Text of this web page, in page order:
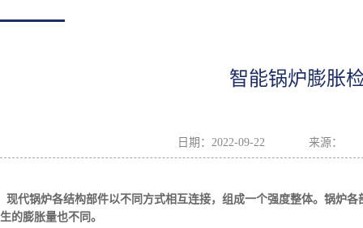
智能锅炉膨胀
日期： 2022-09-22 来源：
现代锅炉各结构部件以不同方式相互连接，组成一个强度整体。锅炉
生的膨胀量也不同。